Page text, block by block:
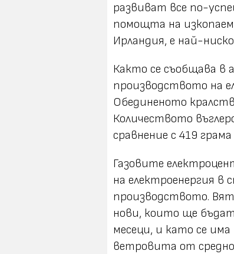
развиват все по-
помощта на
Ирландия, е най-
Както се съобщава в
производството на
Обединеното
Количеството
сравнение с 419
Газовите
на електроенергия
производството.
нови, които ще
месеци, и като се
ветровита от